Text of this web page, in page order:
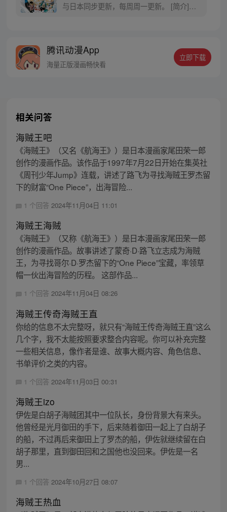
与日本同步更新，每周周一更新。 [简介]有
十年后，路飞为实现与因救他而断臂的杰克
斯的约定而出海，开始了以成为海盗王为目
腾讯动漫App
海量正版漫画畅快看
立即下载
相关问答
海贼王吧
《海贼王》（又名《航海王》）是日本漫画家尾田荣一郎
创作的漫画作品。该作品于1997年7月22日开始在集英社
《周刊少年Jump》连载，讲述了路飞为寻找海贼王罗杰留
下的财富“One Piece”，出海冒险...
1 个回答 2024年11月04日 11:01
海贼王海贼
《海贼王》（又称《航海王》）是日本漫画家尾田荣一郎
创作的漫画作品。故事讲述了蒙奇·D·路飞立志成为海贼
王，为寻找哥尔·D·罗杰留下的“One Piece”宝藏，率领草
帽一伙出海冒险的历程。 这部作品...
1 个回答 2024年11月04日 08:26
海贼王传奇海贼王直
你给的信息不太完整呀，就只有“海贼王传奇海贼王直”这么
几个字，我不太能按照要求整合内容呢。你可以补充完整
一些相关信息，像作者是谁、故事大概内容、角色信息、
书单评价之类的内容。
1 个回答 2024年11月03日 00:31
海贼王izo
伊佐是白胡子海贼团其中一位队长，身份背景大有来头。
他曾经是光月御田的手下，后来随着御田一起上了白胡子
的船，不过再后来御田上了罗杰的船，伊佐就继续留在白
胡子那里，直到御田回和之国他也没回来。伊佐是一名
男...
1 个回答 2024年10月27日 08:07
海贼王热血